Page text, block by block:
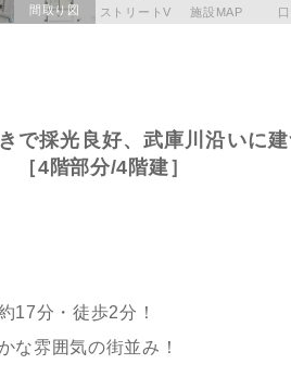
間取り図 ストリートV 施設MAP
で採光良好、武庫川沿いに
4階部分/4階建］
17分・徒歩2分！
な雰囲気の街並み！